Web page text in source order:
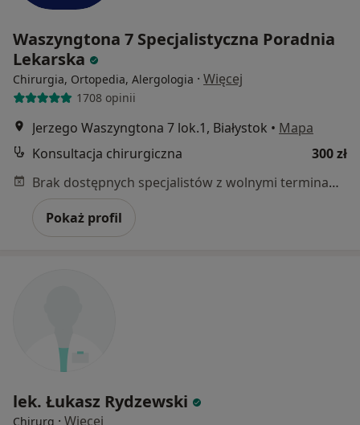
Waszyngtona 7 Specjalistyczna Poradnia
Lekarska
Chirurgia, Ortopedia, Alergologia · Więcej
1708 opinii
Jerzego Waszyngtona 7 lok.1, Białystok • Mapa
Konsultacja chirurgiczna
300 zł
Brak dostępnych specjalistów z wolnymi terminami w tym centrum medycznym.
Pokaż profil
lek. Łukasz Rydzewski
Chirurg · Więcej